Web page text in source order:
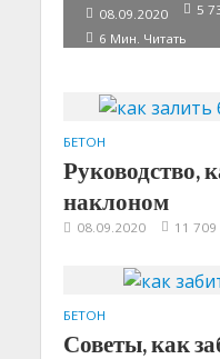
08.09.2020
5
6 Мин. Читать
БЕТОН
Руководство,
наклоном
08.09.2020 11
БЕТОН
Советы, как